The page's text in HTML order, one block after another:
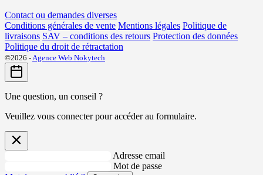
Contact ou demandes diverses
Conditions générales de vente Mentions légales Politique de
livraisons SAV – conditions des retours Protection des données
Politique du droit de rétractation
©2026 -Agence Web Nokytech
Une question, un conseil ?
Veuillez vous connecter pour accéder au formulaire.
Adresse email
Mot de passe